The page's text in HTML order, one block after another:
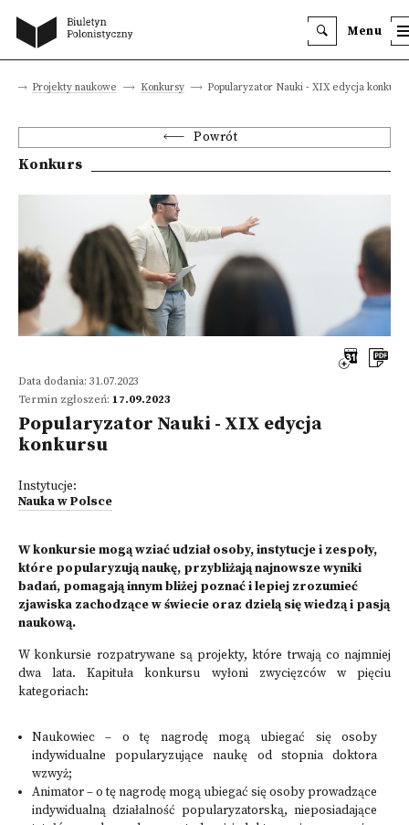
Menu
Projekty naukowe Konkursy Popularyzator Nauki - XIX edycja konkursu
Powrót
Konkurs
Data dodania: 31.07.2023
Termin zgłoszeń: 17.09.2023
Popularyzator Nauki - XIX edycja
konkursu
Instytucje:
Nauka w Polsce
W konkursie mogą wziać udział osoby, instytucje i zespoły,
które popularyzują naukę, przybliżają najnowsze wyniki
badań, pomagają innym bliżej poznać i lepiej zrozumieć
zjawiska zachodzące w świecie oraz dzielą się wiedzą i pasją
naukową.
W konkursie rozpatrywane są projekty, które trwają co najmniej
dwa lata. Kapituła konkursu wyłoni zwycięzców w pięciu
kategoriach:
Naukowiec – o tę nagrodę mogą ubiegać się osoby
indywidualne popularyzujące naukę od stopnia doktora
wzwyż;
Animator – o tę nagrodę mogą ubiegać się osoby prowadzące
indywidualną działalność popularyzatorską, nieposiadające